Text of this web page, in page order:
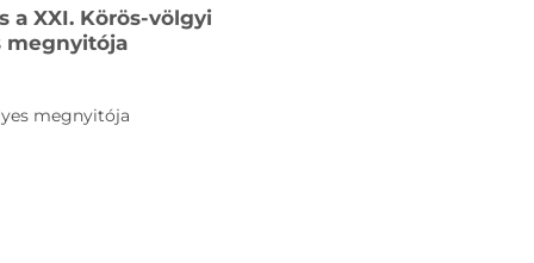
a XXI. Körös-völgyi
megnyitója
megnyitója